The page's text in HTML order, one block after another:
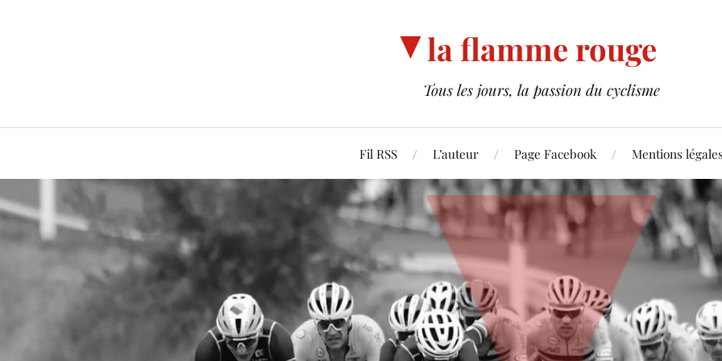
la flamme rouge
Tous les jours, la passion du cyclisme
Fil RSS L’auteur Page Facebook Mentions